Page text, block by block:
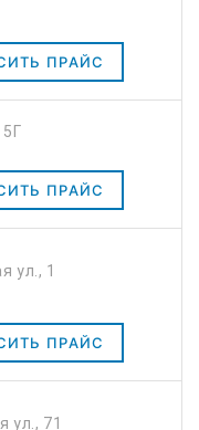
ПРАЙС
ПРАЙС
ул., 1
ПРАЙС
ул., 71